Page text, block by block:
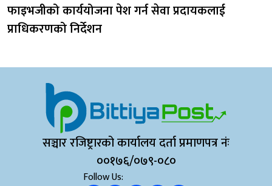
फाइभजीको कार्ययोजना पेश गर्न सेवा प्रदायकलाई
प्राधिकरणको निर्देशन
सञ्चार रजिष्ट्रारको कार्यालय दर्ता प्रमाणपत्र नंः
००१७६/०७९-०८०
Follow Us: